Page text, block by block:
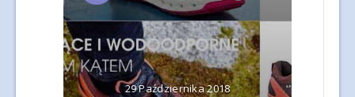
29 Października 2018